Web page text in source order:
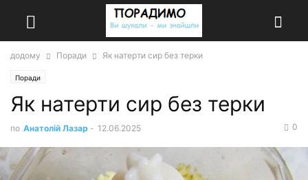
додому Поради Як натерти сир без терки
Поради
Як натерти сир без терки
по Анатолій Лазар - 12.06.2025 0